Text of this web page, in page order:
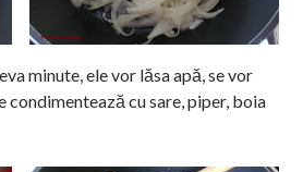
minute, ele vor lăsa apă, se vor
condimentează cu sare, piper, boia